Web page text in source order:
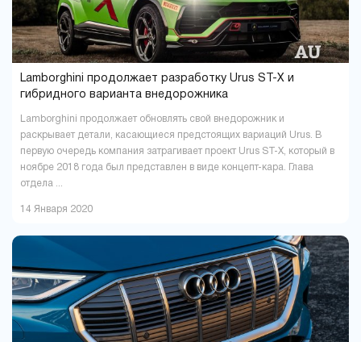
Lamborghini продолжает разработку Urus ST-X и
гибридного варианта внедорожника
Lamborghini продолжает обновлять свой внедорожник и
раскрывает детали, касающиеся предстоящих вариаций Urus. В
первую очередь компания затрагивает проект Urus ST-X, который в
ноябре 2018 года был представлен в виде концепт-кара. Глава
отдела ...
14 Января 2020